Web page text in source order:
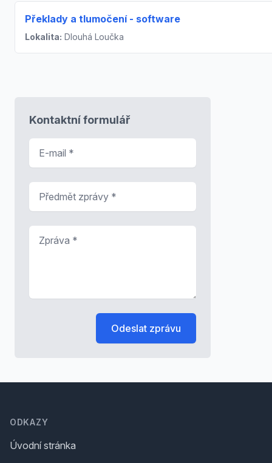
Překlady a tlumočení - software
Lokalita: Dlouhá Loučka
Kontaktní formulář
Odeslat zprávu
ODKAZY
Úvodní stránka